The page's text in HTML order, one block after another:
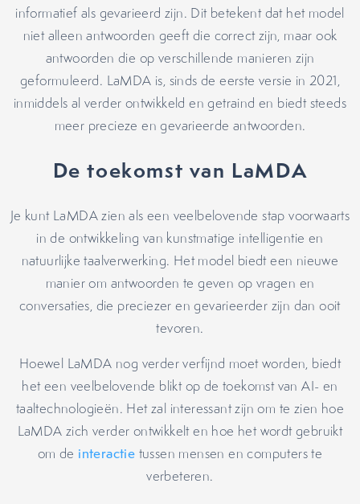
informatief als gevarieerd zijn. Dit betekent dat het model
niet alleen antwoorden geeft die correct zijn, maar ook
antwoorden die op verschillende manieren zijn
geformuleerd. LaMDA is, sinds de eerste versie in 2021,
inmiddels al verder ontwikkeld en getraind en biedt steeds
meer precieze en gevarieerde antwoorden.
De toekomst van LaMDA
Je kunt LaMDA zien als een veelbelovende stap voorwaarts
in de ontwikkeling van kunstmatige intelligentie en
natuurlijke taalverwerking. Het model biedt een nieuwe
manier om antwoorden te geven op vragen en
conversaties, die preciezer en gevarieerder zijn dan ooit
tevoren.
Hoewel LaMDA nog verder verfijnd moet worden, biedt
het een veelbelovende blikt op de toekomst van AI- en
taaltechnologieën. Het zal interessant zijn om te zien hoe
LaMDA zich verder ontwikkelt en hoe het wordt gebruikt
om de interactie tussen mensen en computers te
verbeteren.